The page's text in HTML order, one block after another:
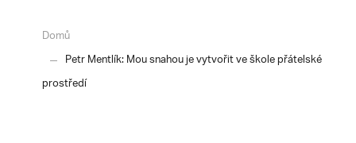
Domů
Petr Mentlík: Mou snahou je vytvořit ve škole přátelské
prostředí